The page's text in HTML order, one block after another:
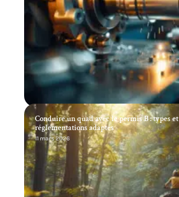
Conduire un quad avec le permis B : types et
réglementations adaptés
11 mars 2026